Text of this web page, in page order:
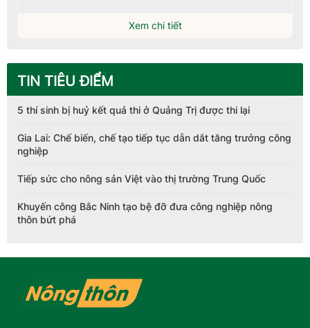
TIN TIÊU ĐIỂM
5 thí sinh bị huỷ kết quả thi ở Quảng Trị được thi lại
Gia Lai: Chế biến, chế tạo tiếp tục dẫn dắt tăng trưởng công
nghiệp
Tiếp sức cho nông sản Việt vào thị trường Trung Quốc
Khuyến công Bắc Ninh tạo bệ đỡ đưa công nghiệp nông
thôn bứt phá